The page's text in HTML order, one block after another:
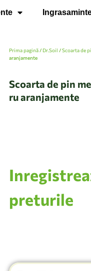
Prima pagină/ Dr.Soil /Scoarta de
aranjamente
Scoarta de pin
ru aranjamente
preturile